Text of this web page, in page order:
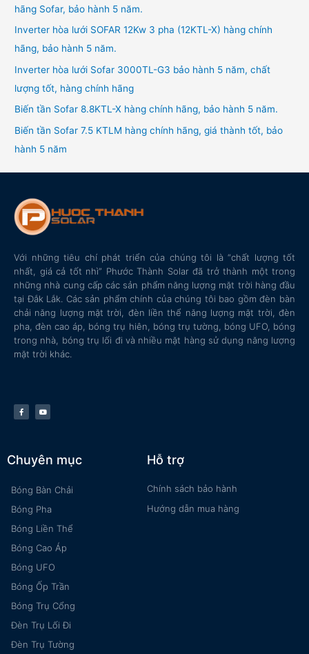
hãng Sofar, bảo hành 5 năm.
Inverter hòa lưới SOFAR 12Kw 3 pha (12KTL-X) hàng chính
hãng, bảo hành 5 năm.
Inverter hòa lưới Sofar 3000TL-G3 bảo hành 5 năm, chất
lượng tốt, hàng chính hãng
Biến tần Sofar 8.8KTL-X hàng chính hãng, bảo hành 5 năm.
Biến tần Sofar 7.5 KTLM hàng chính hãng, giá thành tốt, bảo
hành 5 năm
Với những tiêu chí phát triển của chúng tôi là “chất lượng tốt
nhất, giá cả tốt nhì” Phước Thành Solar đã trở thành một trong
những nhà cung cấp các sản phẩm năng lượng mặt trời hàng đầu
tại Đắk Lắk. Các sản phẩm chính của chúng tôi bao gồm đèn bàn
chải năng lượng mặt trời, đèn liền thể năng lượng mặt trời, đèn
pha, đèn cao áp, bóng trụ hiên, bóng trụ tường, bóng UFO, bóng
trong nhà, bóng trụ lối đi và nhiều mặt hàng sử dụng năng lượng
mặt trời khác.
Chuyên mục
Bóng Bàn Chải
Bóng Pha
Bóng Liền Thể
Bóng Cao Áp
Bóng UFO
Bóng Ốp Trần
Bóng Trụ Cổng
Đèn Trụ Lối Đi
Đèn Trụ Tường
Hỗ trợ
Chính sách bảo hành
Hướng dẫn mua hàng